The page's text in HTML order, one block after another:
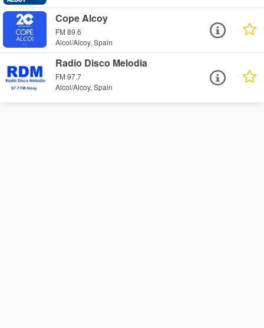
Cope Alcoy
FM 89.6
Alcoi/Alcoy, Spain
Radio Disco Melodia
FM 97.7
Alcoi/Alcoy, Spain